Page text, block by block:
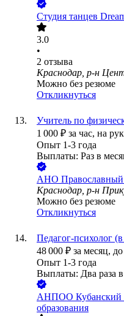
Студия танцев
3.0
•
2 отзыва
Краснодар, р-н
Можно без резюме
Откликнуться
Учитель по
1 000 ₽ за час, на
Опыт 1-3 года
Выплаты: Раз в
АНО Православный
Краснодар, р-н
Можно без резюме
Откликнуться
Педагог-психолог
48 000 ₽ за месяц,
Опыт 1-3 года
Выплаты: Два раза
АНПОО Кубанский
образования